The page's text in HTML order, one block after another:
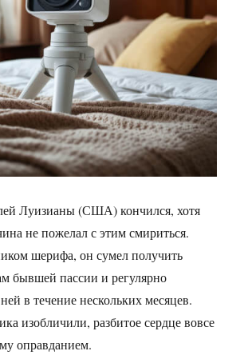
Луизианы (США) кончился, хотя
не пожелал с этим смириться.
шерифа, он сумел получить
бывшей пассии и регулярно
в течение нескольких месяцев.
изобличили, разбитое сердце вовсе
оправданием.